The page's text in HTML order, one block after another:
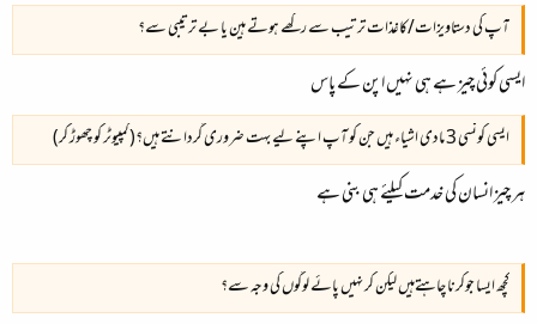
آپ کی دستاویزات/کاغذات ترتیب سے رکھے ہوتے ہین یا بے ترتیبی سے؟
ایسی کوئی چیز ہے ہی نہیں اپن کے پاس
ایسی کونسی 3 مادی اشیاء ہیں جن کو آپ اپنے لیے بہت ضروری گردانتے ہیں؟(کمپیوٹر کو چھوڑ کر)
ہر چیز انسان کی خدمت کیلئے ہی بنی ہے
کچھ ایسا جوکرنا چاہتےہیں لیکن کر نہیں پائے لوگوں کی وجہ سے؟